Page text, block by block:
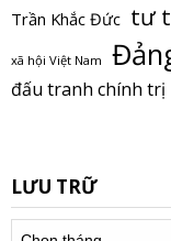
Trần Khắc Đức tư
xã hội Việt Nam
đấu tranh chính trị
LƯU TRỮ
Lưu